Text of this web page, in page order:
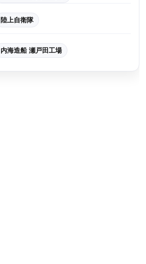
陸上自衛隊
内海造船 瀬戸田工場